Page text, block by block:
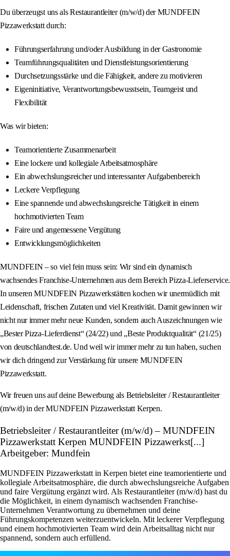
Du überzeugst uns als Restaurantleiter (m/w/d) der MUNDFEIN
Pizzawerkstatt durch:
Führungserfahrung und/oder Ausbildung in der Gastronomie
Teamführungsqualitäten und Dienstleistungsorientierung
Durchsetzungsstärke und die Fähigkeit, andere zu motivieren
Eigeninitiative, Verantwortungsbewusstsein, Teamgeist und
Flexibilität
Was wir bieten:
Teamorientierte Zusammenarbeit
Eine lockere und kollegiale Arbeitsatmosphäre
Ein abwechslungsreicher und interessanter Aufgabenbereich
Leckere Verpflegung
Eine spannende und abwechslungsreiche Tätigkeit in einem
hochmotivierten Team
Faire und angemessene Vergütung
Entwicklungsmöglichkeiten
MUNDFEIN – so viel fein muss sein: Wir sind ein dynamisch
wachsendes Franchise-Unternehmen aus dem Bereich Pizza-Lieferservice.
In unseren MUNDFEIN Pizzawerkstätten kochen wir unermüdlich mit
Leidenschaft, frischen Zutaten und viel Kreativität. Damit gewinnen wir
nicht nur immer mehr neue Kunden, sondern auch Auszeichnungen wie
„Bester Pizza-Lieferdienst“ (24/22) und „Beste Produktqualität“ (21/25)
von deutschlandtest.de. Und weil wir immer mehr zu tun haben, suchen
wir dich dringend zur Verstärkung für unsere MUNDFEIN
Pizzawerkstatt.
Wir freuen uns auf deine Bewerbung als Betriebsleiter / Restaurantleiter
(m/w/d) in der MUNDFEIN Pizzawerkstatt Kerpen.
Betriebsleiter / Restaurantleiter (m/w/d) – MUNDFEIN
Pizzawerkstatt Kerpen MUNDFEIN Pizzawerkst[...]
Arbeitgeber: Mundfein
MUNDFEIN Pizzawerkstatt in Kerpen bietet eine teamorientierte und
kollegiale Arbeitsatmosphäre, die durch abwechslungsreiche Aufgaben
und faire Vergütung ergänzt wird. Als Restaurantleiter (m/w/d) hast du
die Möglichkeit, in einem dynamisch wachsenden Franchise-
Unternehmen Verantwortung zu übernehmen und deine
Führungskompetenzen weiterzuentwickeln. Mit leckerer Verpflegung
und einem hochmotivierten Team wird dein Arbeitsalltag nicht nur
spannend, sondern auch erfüllend.